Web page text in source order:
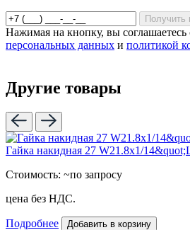
Получить
Нажимая на кнопку, вы соглашаетесь
персональных данных и политикой
Другие товары
Гайка накидная 27 W21.8x1/
Стоимость: ~по запросу
цена без НДС.
Подробнее Добавить в корзину